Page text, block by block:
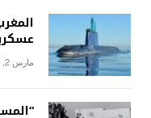
مارس 2, 2025